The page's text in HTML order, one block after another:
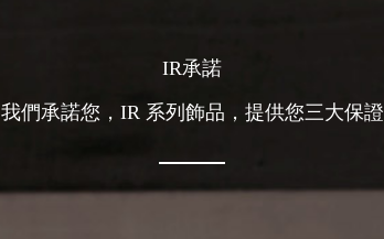
IR承諾
我們承諾您，IR 系列飾品，提供您三大保證